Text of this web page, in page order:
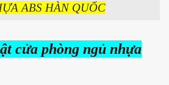
ABS HÀN QUỐC
cửa phòng ngủ nhựa